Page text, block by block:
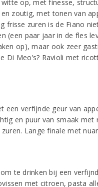
op, met finesse,
zoutig, met tonen van
frisse zuren is de Fiano
(een paar jaar in de fles
op), maar ook zeer
Di Meo’s? Ravioli met
een verfijnde geur van
en puur van smaak
Lange finale met
te drinken bij een
met citroen, pasta